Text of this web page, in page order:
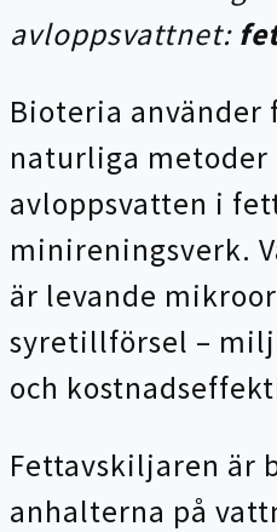
avloppsvattnet:
Bioteria
naturliga metoder
avloppsvatten i
minireningsverk.
är levande
syretillförsel –
och
Fettavskiljaren är
anhalterna på